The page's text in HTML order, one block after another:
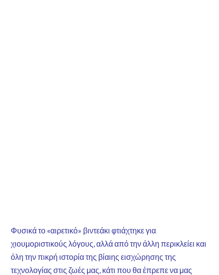
Φυσικά το «αιρετικό» βιντεάκι φτιάχτηκε για
χιουμοριστικούς λόγους, αλλά από την άλλη περικλείει και
όλη την πικρή ιστορία της βίαιης εισχώρησης της
τεχνολογίας στις ζωές μας, κάτι που θα έπρεπε να μας